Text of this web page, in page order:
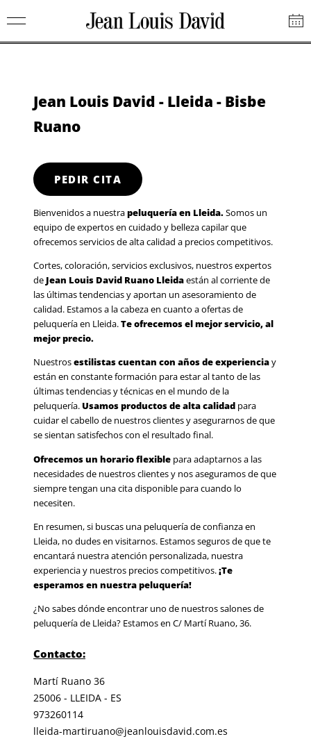
al
contenido
Jean
Jean Louis David - Lleida - Bisbe
Ruano
PEDIR CITA
Bienvenidos a nuestrapeluquería en Lleida.Somos un
equipo de expertos en cuidado y belleza capilar que
ofrecemos servicios de alta calidad a precios competitivos.
Cortes, coloración, servicios exclusivos, nuestros expertos
de Jean Louis David Ruano Lleidaestán al corriente de
las últimas tendencias y aportan un asesoramiento de
calidad. Estamos a la cabeza en cuanto a ofertas de
peluquería en Lleida.Te ofrecemos el mejor servicio, al
mejor precio.
Nuestrosestilistas cuentan con años de experienciay
están en constante formación para estar al tanto de las
últimas tendencias y técnicas en el mundo de la
peluquería. Usamos productos de alta calidad para
cuidar el cabello de nuestros clientes y asegurarnos de que
se sientan satisfechos con el resultado final.
Ofrecemos un horario flexible para adaptarnos a las
necesidades de nuestros clientes y nos aseguramos de que
siempre tengan una cita disponible para cuando lo
necesiten.
En resumen, si buscas una peluquería de confianza en
Lleida, no dudes en visitarnos. Estamos seguros de que te
encantará nuestra atención personalizada, nuestra
experiencia y nuestros precios competitivos.¡Te
esperamos en nuestra peluquería!
¿No sabes dónde encontrar uno de nuestros salones de
peluquería de Lleida? Estamos en C/ Martí Ruano, 36.
Contacto:
Martí Ruano 36
25006 - LLEIDA - ES
973260114
lleida-martiruano@jeanlouisdavid.com.es